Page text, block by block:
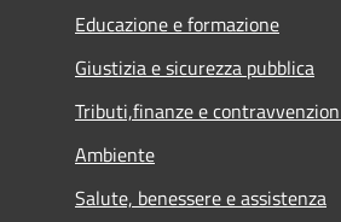
Educazione e formazione
Giustizia e sicurezza pubblica
Tributi,finanze e
Ambiente
Salute, benessere e assistenza